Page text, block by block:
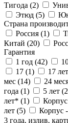
Тигода (2)
Этюд (5)
Страна
Россия (1)
Китай (20)
Гарантия
1 год (42)
17 (1) 17
мес (14) 24
года (1) 5 лет (
лет* (1)
лет (5)
Корпус
3 года, излив,